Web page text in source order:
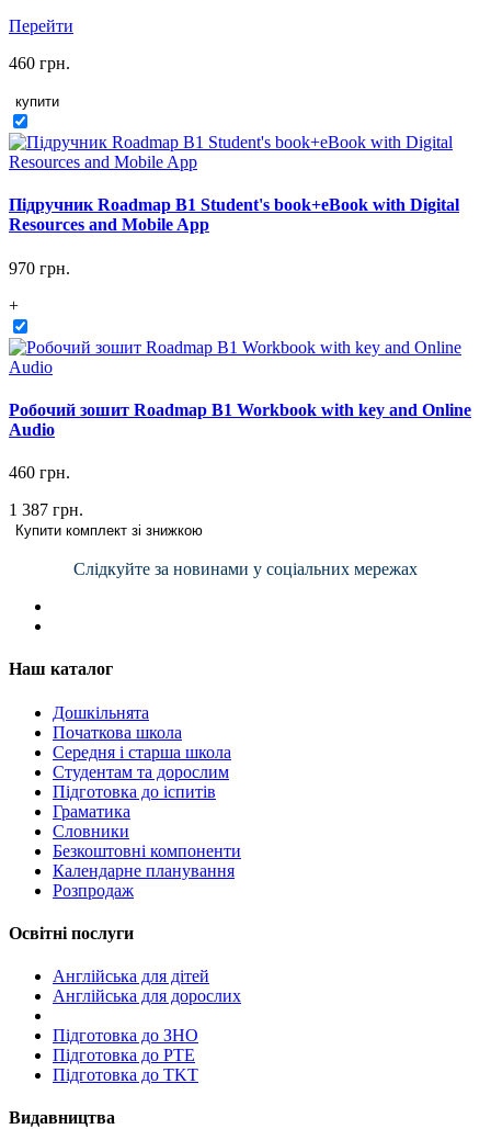
Перейти
460 грн.
купити
Підручник Roadmap B1 Student's book+eBook with Digital
Resources and Mobile App
970 грн.
+
Робочий зошит Roadmap B1 Workbook with key and Online
Audio
460 грн.
1 387 грн.
Купити комплект зі знижкою
Слідкуйте за новинами у соціальних мережах
Наш каталог
Дошкільнята
Початкова школа
Середня і старша школа
Студентам та дорослим
Підготовка до іспитів
Граматика
Словники
Безкоштовні компоненти
Календарне планування
Розпродаж
Освітні послуги
Англійська для дітей
Англійська для дорослих
Пiдготовка до ЗНО
Підготовка до PTE
Підготовка до TKT
Видавництва